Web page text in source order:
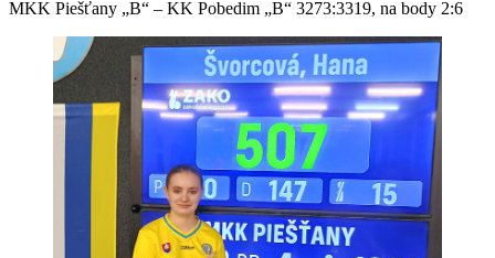
MKK Piešťany „B“ – KK Pobedim „B“ 3273:3319, na body 2:6